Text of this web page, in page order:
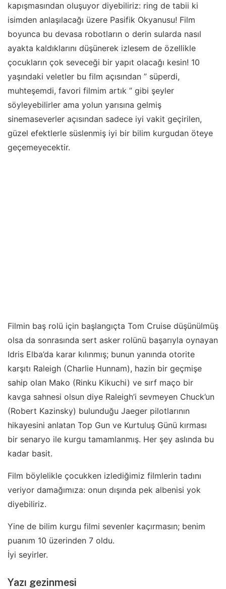
kapışmasından oluşuyor diyebiliriz: ring de tabii ki
isimden anlaşılacağı üzere Pasifik Okyanusu! Film
boyunca bu devasa robotların o derin sularda nasıl
ayakta kaldıklarını düşünerek izlesem de özellikle
çocukların çok seveceği bir yapıt olacağı kesin! 10
yaşındaki veletler bu film açısından ” süperdi,
muhteşemdi, favori filmim artık ” gibi şeyler
söyleyebilirler ama yolun yarısına gelmiş
sinemaseverler açısından sadece iyi vakit geçirilen,
güzel efektlerle süslenmiş iyi bir bilim kurgudan öteye
geçemeyecektir.
Filmin baş rolü için başlangıçta Tom Cruise düşünülmüş
olsa da sonrasında sert asker rolünü başarıyla oynayan
Idris Elba’da karar kılınmış; bunun yanında otorite
karşıtı Raleigh (Charlie Hunnam), hazin bir geçmişe
sahip olan Mako (Rinku Kikuchi) ve sırf maço bir
kavga sahnesi olsun diye Raleigh’i sevmeyen Chuck’un
(Robert Kazinsky) bulunduğu Jaeger pilotlarının
hikayesini anlatan Top Gun ve Kurtuluş Günü kırması
bir senaryo ile kurgu tamamlanmış. Her şey aslında bu
kadar basit.
Film böylelikle çocukken izlediğimiz filmlerin tadını
veriyor damağımıza: onun dışında pek albenisi yok
diyebiliriz.
Yine de bilim kurgu filmi sevenler kaçırmasın; benim
puanım 10 üzerinden 7 oldu.
İyi seyirler.
Yazı gezinmesi